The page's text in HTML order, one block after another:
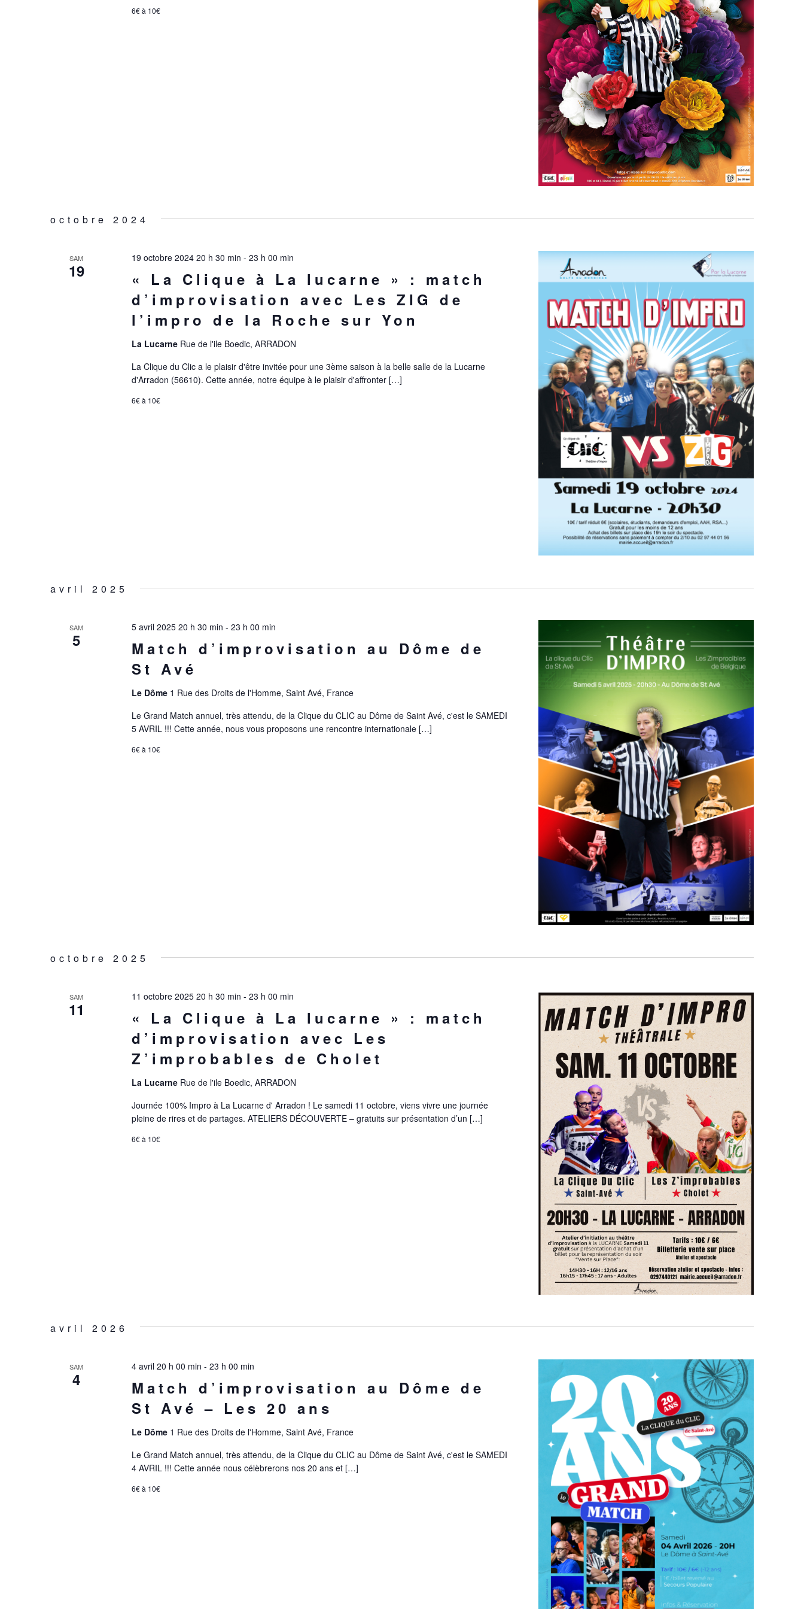
6€ à 10€
octobre 2024
SAM
19
« La Clique à La lucarne » : match
d’improvisation avec Les ZIG de
l’impro de la Roche sur Yon
19 octobre 2024 20 h 30 min - 23 h 00 min
La Lucarne Rue de l'ile Boedic, ARRADON
La Clique du Clic a le plaisir d'être invitée pour une 3ème saison à la belle salle de la Lucarne
d'Arradon (56610). Cette année, notre équipe à le plaisir d'affronter […]
6€ à 10€
avril 2025
SAM
5
Match d’improvisation au Dôme de
St Avé
5 avril 2025 20 h 30 min - 23 h 00 min
Le Dôme 1 Rue des Droits de l'Homme, Saint Avé, France
Le Grand Match annuel, très attendu, de la Clique du CLIC au Dôme de Saint Avé, c'est le SAMEDI
5 AVRIL !!! Cette année, nous vous proposons une rencontre internationale […]
6€ à 10€
octobre 2025
SAM
11
« La Clique à La lucarne » : match
d’improvisation avec Les
Z’improbables de Cholet
11 octobre 2025 20 h 30 min - 23 h 00 min
La Lucarne Rue de l'ile Boedic, ARRADON
Journée 100% Impro à La Lucarne d' Arradon ! Le samedi 11 octobre, viens vivre une journée
pleine de rires et de partages. ATELIERS DÉCOUVERTE – gratuits sur présentation d’un […]
6€ à 10€
avril 2026
SAM
4
Match d’improvisation au Dôme de
St Avé – Les 20 ans
4 avril 20 h 00 min - 23 h 00 min
Le Dôme 1 Rue des Droits de l'Homme, Saint Avé, France
Le Grand Match annuel, très attendu, de la Clique du CLIC au Dôme de Saint Avé, c'est le SAMEDI
4 AVRIL !!! Cette année nous célèbrerons nos 20 ans et […]
6€ à 10€